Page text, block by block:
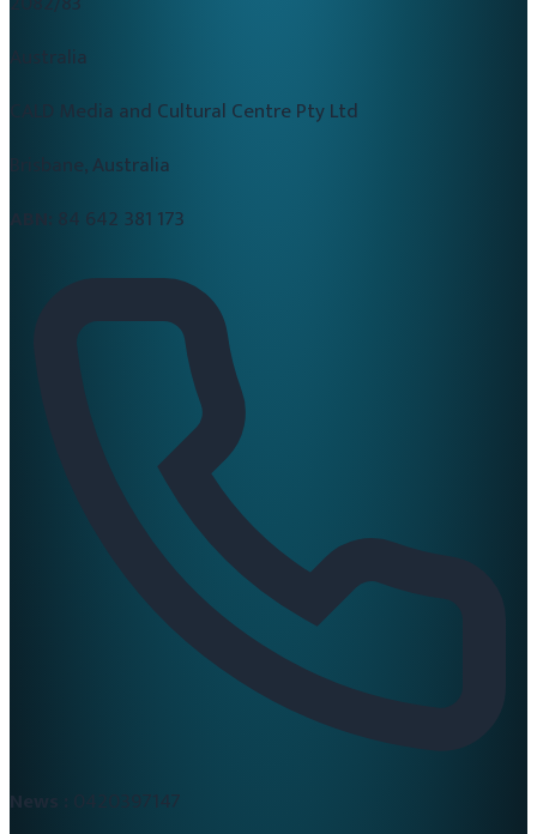
Australia
CALD Media and Cultural Centre Pty Ltd
Brisbane, Australia
84 642 381 173